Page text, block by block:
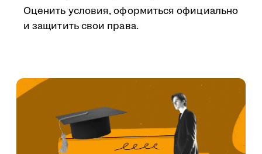
Оценить условия, оформиться официально
и защитить свои права.